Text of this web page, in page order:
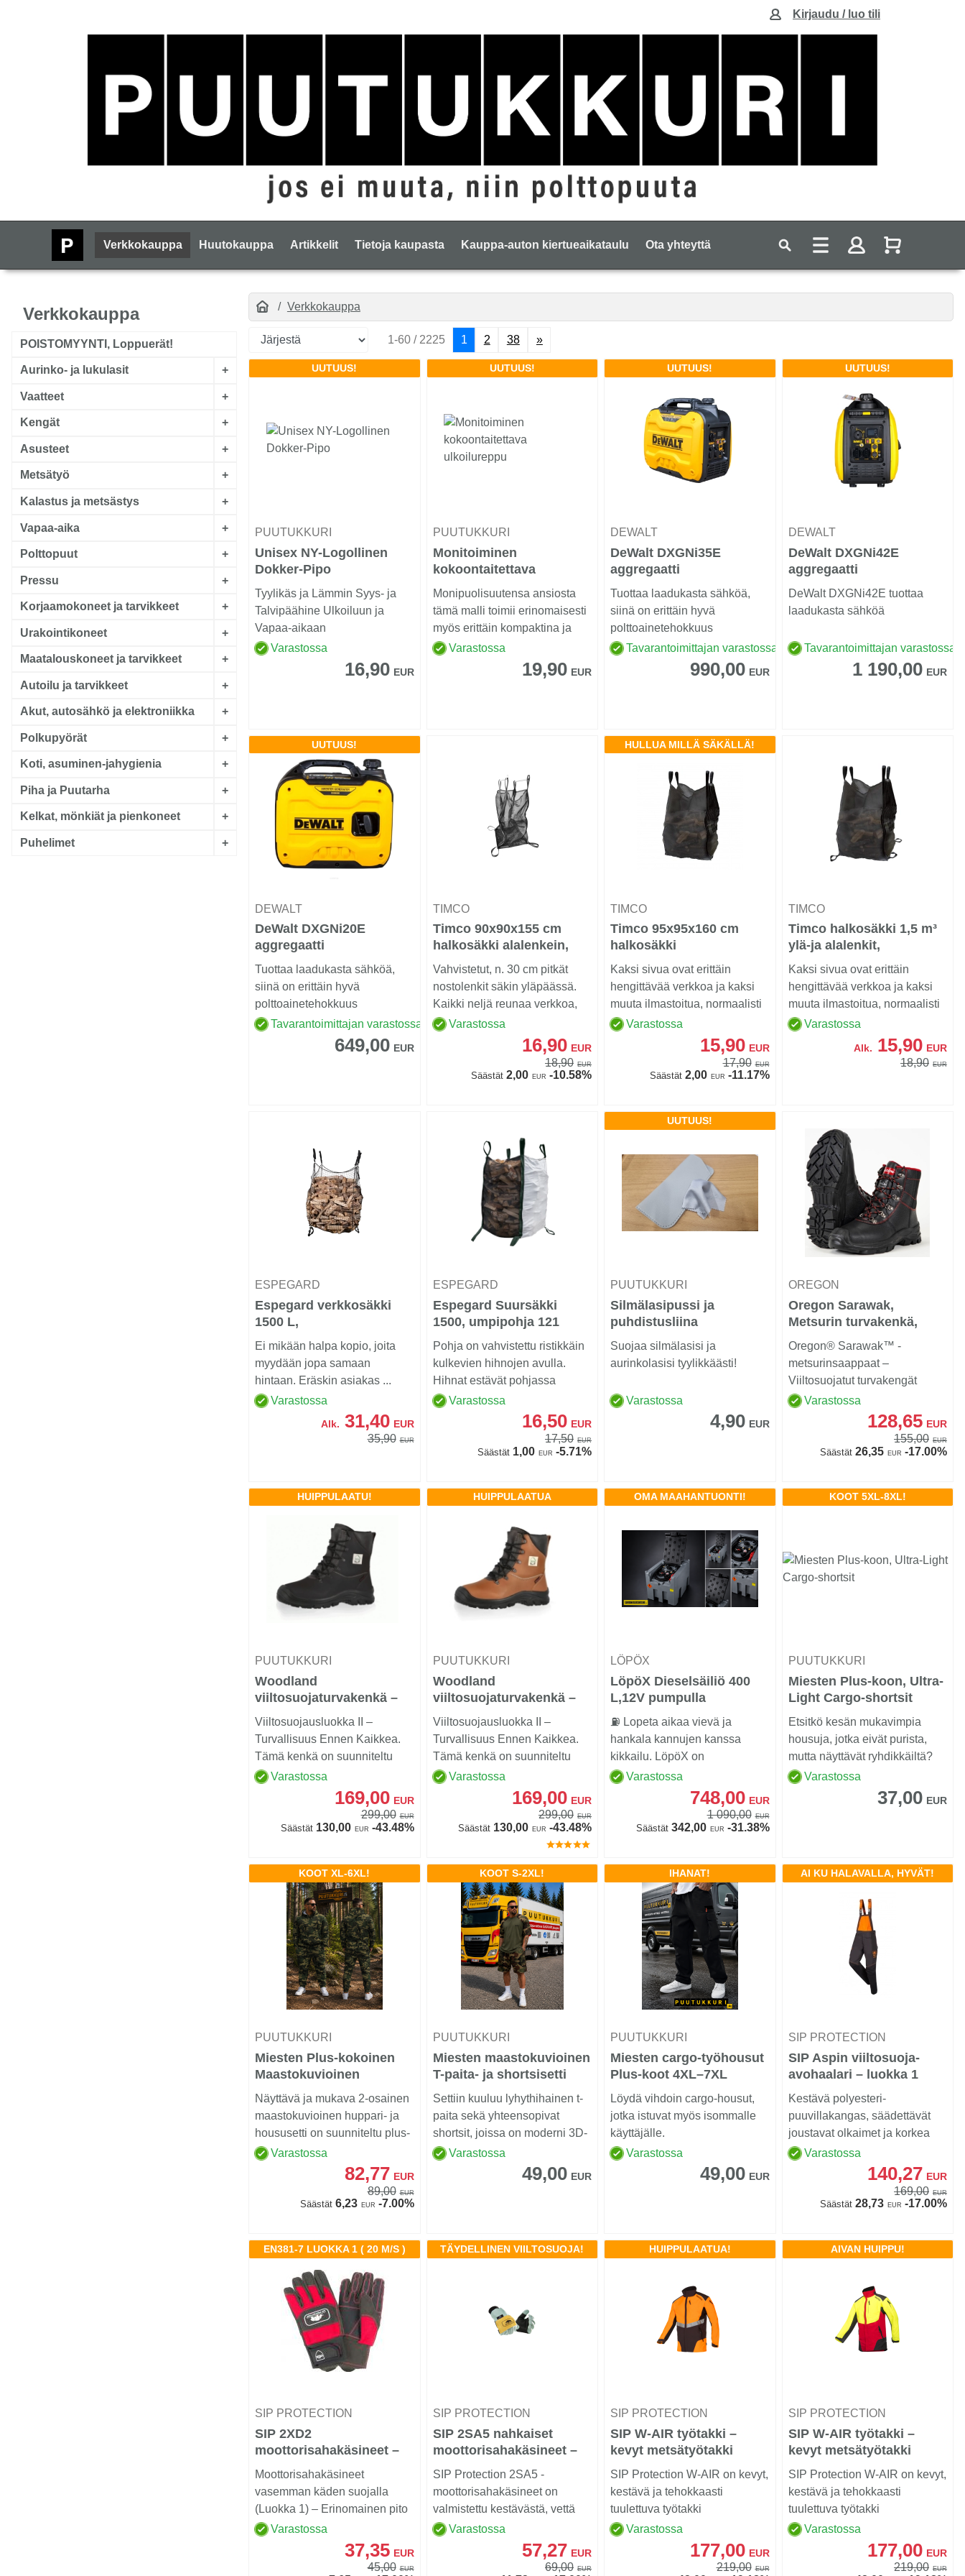
Kirjaudu / luo tili
Verkkokauppa Huutokauppa Artikkelit Tietoja kaupasta Kauppa-auton kiertueaikataulu Ota yhteyttä
Verkkokauppa
POISTOMYYNTI, Loppuerät!
Aurinko- ja lukulasit +
Vaatteet +
Kengät +
Asusteet +
Metsätyö +
Kalastus ja metsästys +
Vapaa-aika +
Polttopuut +
Pressu +
Korjaamokoneet ja tarvikkeet +
Urakointikoneet +
Maatalouskoneet ja tarvikkeet +
Autoilu ja tarvikkeet +
Akut, autosähkö ja elektroniikka +
Polkupyörät +
Koti, asuminen-jahygienia +
Piha ja Puutarha +
Kelkat, mönkiät ja pienkoneet +
Puhelimet +
Verkkokauppa
1-60 / 2225 1 2 38 »
UUTUUS!
PUUTUKKURI
Unisex NY-Logollinen
Dokker-Pipo
Tyylikäs ja Lämmin Syys- ja
Talvipäähine Ulkoiluun ja
Vapaa-aikaan
Varastossa
16,90 EUR
UUTUUS!
PUUTUKKURI
Monitoiminen
kokoontaitettava
ulkoilureppu
Monipuolisuutensa ansiosta
tämä malli toimii erinomaisesti
myös erittäin kompaktina ja
kevyenä matk...
Varastossa
19,90 EUR
UUTUUS!
DEWALT
DeWalt DXGNi35E
aggregaatti
Tuottaa laadukasta sähköä,
siinä on erittäin hyvä
polttoainetehokkuus
sisäänrakennetun Eco-
Tavarantoimittajan varastossa
990,00 EUR
UUTUUS!
DEWALT
DeWalt DXGNi42E
aggregaatti
DeWalt DXGNi42E tuottaa
laadukasta sähköä
Tavarantoimittajan varastossa
1 190,00 EUR
UUTUUS!
DEWALT
DeWalt DXGNi20E
aggregaatti
Tuottaa laadukasta sähköä,
siinä on erittäin hyvä
polttoainetehokkuus
Tavarantoimittajan varastossa
649,00 EUR
TIMCO
Timco 90x90x155 cm
halkosäkki alalenkein,
verkkoa
Vahvistetut, n. 30 cm pitkät
nostolenkit säkin yläpäässä.
Kaikki neljä reunaa verkkoa,
erittäin hyv...
Varastossa
16,90 EUR
18,90 EUR
Säästät 2,00 EUR -10.58%
HULLUA MILLÄ SÄKÄLLÄ!
TIMCO
Timco 95x95x160 cm
halkosäkki
Kaksi sivua ovat erittäin
hengittävää verkkoa ja kaksi
muuta ilmastoitua, normaalisti
hengittävää s...
Varastossa
15,90 EUR
17,90 EUR
Säästät2,00 EUR -11.17%
TIMCO
Timco halkosäkki 1,5 m³
ylä-ja alalenkit,
95x95x160 cm
Kaksi sivua ovat erittäin
hengittävää verkkoa ja kaksi
muuta ilmastoitua, normaalisti
hengittävää s...
Varastossa
Alk. 15,90 EUR
18,90 EUR
ESPEGARD
Espegard verkkosäkki
1500 L,
Pohjatyhjennettävä
Ei mikään halpa kopio, joita
myydään jopa samaan
hintaan. Eräskin asiakas ...
Varastossa
Alk. 31,40 EUR
35,90 EUR
ESPEGARD
Espegard Suursäkki
1500, umpipohja 121
Pohja on vahvistettu ristikkäin
kulkevien hihnojen avulla.
Hihnat estävät pohjassa
olevien nostolen...
Varastossa
16,50 EUR
17,50 EUR
Säästät 1,00 EUR -5.71%
UUTUUS!
PUUTUKKURI
Silmälasipussi ja
puhdistusliina
Suojaa silmälasisi ja
aurinkolasisi tyylikkäästi!
Varastossa
4,90 EUR
OREGON
Oregon Sarawak,
Metsurin turvakenkä,
nahka Class 1
Oregon® Sarawak™ -
metsurinsaappaat –
Viiltosuojatut turvakengät
moottorisahatyöhön
Varastossa
128,65 EUR
155,00 EUR
Säästät 26,35 EUR -17.00%
HUIPPULAATU!
PUUTUKKURI
Woodland
viiltosuojaturvakenkä –
Luokka 2 (24 m/s), Black
Viiltosuojausluokka II –
Turvallisuus Ennen Kaikkea.
Tämä kenkä on suunniteltu
ammattilaisille.......
Varastossa
169,00 EUR
299,00 EUR
Säästät130,00 EUR -43.48%
HUIPPULAATUA
PUUTUKKURI
Woodland
viiltosuojaturvakenkä –
Luokka 2 (24 m/s), Brown
Viiltosuojausluokka II –
Turvallisuus Ennen Kaikkea.
Tämä kenkä on suunniteltu
ammattilaisille.......
Varastossa
169,00 EUR
299,00 EUR
Säästät 130,00 EUR -43.48%
OMA MAAHANTUONTI!
LÖPÖX
LöpöX Dieselsäiliö 400
L,12V pumpulla
⛽ Lopeta aikaa vievä ja
hankala kannujen kanssa
kikkailu. LöpöX on
huippukätevä, matala ja
Varastossa
748,00 EUR
1 090,00 EUR
Säästät342,00 EUR -31.38%
KOOT 5XL-8XL!
PUUTUKKURI
Miesten Plus-koon, Ultra-
Light Cargo-shortsit
Etsitkö kesän mukavimpia
housuja, jotka eivät purista,
mutta näyttävät ryhdikkäiltä?
Varastossa
37,00 EUR
KOOT XL-6XL!
PUUTUKKURI
Miesten Plus-kokoinen
Maastokuvioinen
Huppari- ja Housusetti
Näyttävä ja mukava 2-osainen
maastokuvioinen huppari- ja
housusetti on suunniteltu plus-
kokoisille ...
Varastossa
82,77 EUR
89,00 EUR
Säästät6,23 EUR -7.00%
KOOT S-2XL!
PUUTUKKURI
Miesten maastokuvioinen
T-paita- ja shortsisetti
Settiin kuuluu lyhythihainen t-
paita sekä yhteensopivat
shortsit, joissa on moderni 3D-
digitaalipai...
Varastossa
49,00 EUR
IHANAT!
PUUTUKKURI
Miesten cargo-työhousut
Plus-koot 4XL–7XL
Löydä vihdoin cargo-housut,
jotka istuvat myös isommalle
käyttäjälle.
Varastossa
49,00 EUR
AI KU HALAVALLA, HYVÄT!
SIP PROTECTION
SIP Aspin viiltosuoja-
avohaalari – luokka 1
Kestävä polyesteri-
puuvillakangas, säädettävät
joustavat olkaimet ja korkea
rinta- sekä selkäosa te...
Varastossa
140,27 EUR
169,00 EUR
Säästät 28,73 EUR -17.00%
EN381-7 LUOKKA 1 ( 20 M/S )
SIP PROTECTION
SIP 2XD2
moottorisahakäsineet –
vasen käsi
Moottorisahakäsineet
vasemman käden suojalla
(Luokka 1) – Erinomainen pito
ja sormituntuma
Varastossa
37,35 EUR
45,00 EUR
TÄYDELLINEN VIILTOSUOJA!
SIP PROTECTION
SIP 2SA5 nahkaiset
moottorisahakäsineet –
luokka 1
SIP Protection 2SA5 -
moottorisahakäsineet on
valmistettu kestävästä, vettä
hylkiväksi käsitellystä ...
Varastossa
57,27 EUR
69,00 EUR
HUIPPULAATUA!
SIP PROTECTION
SIP W-AIR työtakki –
kevyt metsätyötakki
SIP Protection W-AIR on kevyt,
kestävä ja tehokkaasti
tuulettuva työtakki
metsätyöhön.
Varastossa
177,00 EUR
219,00 EUR
AIVAN HUIPPU!
SIP PROTECTION
SIP W-AIR työtakki –
kevyt metsätyötakki
SIP Protection W-AIR on kevyt,
kestävä ja tehokkaasti
tuulettuva työtakki
metsätyöhön.
Varastossa
177,00 EUR
219,00 EUR